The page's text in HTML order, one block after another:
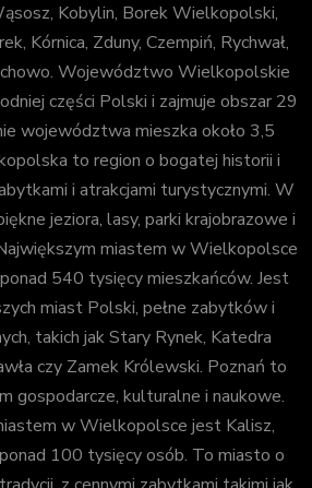
Kobylin, Borek Wielkopolski,
Kórnica, Zduny, Czempiń, Rychwał,
Województwo Wielkopolskie
części Polski i zajmuje obszar 29
województwa mieszka około 3,5
to region o bogatej historii i
i atrakcjami turystycznymi. W
jeziora, lasy, parki krajobrazowe i
miastem w Wielkopolsce
540 tysięcy mieszkańców. Jest
miast Polski, pełne zabytków i
takich jak Stary Rynek, Katedra
czy Zamek Królewski. Poznań to
gospodarcze, kulturalne i naukowe.
w Wielkopolsce jest Kalisz,
100 tysięcy osób. To miasto o